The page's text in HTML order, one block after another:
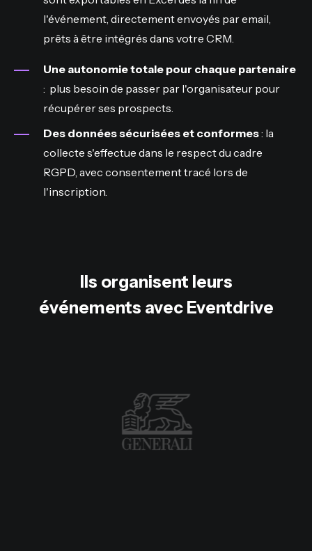
l'événement, directement envoyés par email,
prêts à être intégrés dans votre CRM.
Une autonomie totale pour chaque partenaire
: plus besoin de passer par l'organisateur pour
récupérer ses prospects.
Des données sécurisées et conformes: la
collecte s'effectue dans le respect du cadre
RGPD, avec consentement tracé lors de
l'inscription.
Ils organisent leurs
événements avec Eventdrive